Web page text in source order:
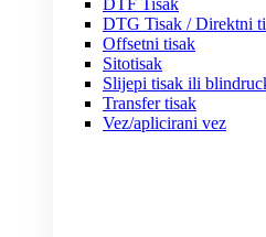
DTF Tisak
DTG Tisak / Direktni
Offsetni tisak
Sitotisak
Slijepi tisak ili
Transfer tisak
Vez/aplicirani vez